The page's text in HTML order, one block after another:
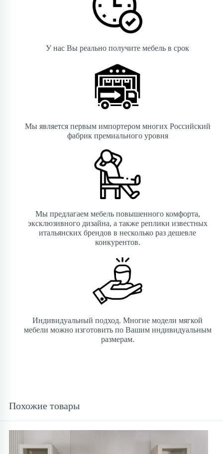
У нас Вы реально получите мебель в срок
Мы является первым импортером многих Российский
фабрик премиального уровня
Мы предлагаем мебель повышенного комфорта,
эксклюзивного дизайна, а также реплики известных
итальянских брендов в несколько раз дешевле
конкурентов.
Индивидуальный подход. Многие модели мягкой
мебели можно изготовить по Вашим индивидуальным
размерам.
Похожие товары